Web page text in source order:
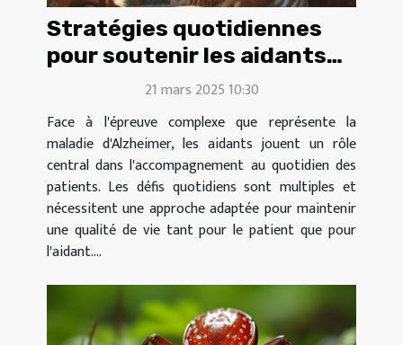
Stratégies quotidiennes
pour soutenir les aidants
de patients alzheimer
21 mars 2025 10:30
Face à l'épreuve complexe que représente la
maladie d'Alzheimer, les aidants jouent un rôle
central dans l'accompagnement au quotidien des
patients. Les défis quotidiens sont multiples et
nécessitent une approche adaptée pour maintenir
une qualité de vie tant pour le patient que pour
l'aidant....